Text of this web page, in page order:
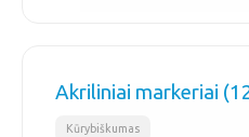
Akriliniai markeriai
Kūrybiškumas